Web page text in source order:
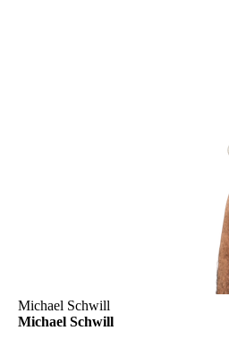
Michael Schwill
Michael Schwill